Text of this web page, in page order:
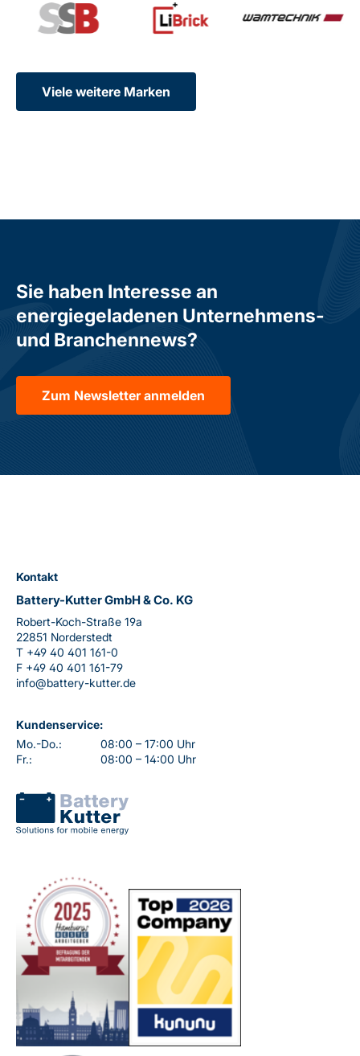
Viele weitere Marken
Sie haben Interesse an
energiegeladenen Unternehmens-
und Branchennews?
Zum Newsletter anmelden
Kontakt
Battery-Kutter GmbH & Co. KG
Robert-Koch-Straße 19a
22851 Norderstedt
T +49 40 401 161-0
F +49 40 401 161-79
info@battery-kutter.de
Kundenservice:
Mo.-Do.:
08:00 – 17:00 Uhr
Fr.:
08:00 – 14:00 Uhr